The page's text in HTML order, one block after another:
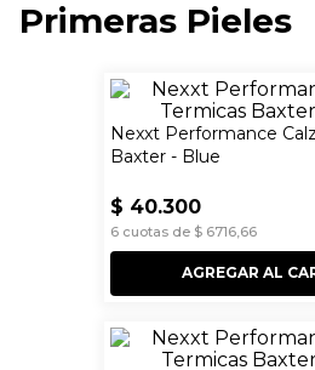
Primeras Pieles
Nexxt Performance
Baxter - Blue
$ 40.300
6cuotas de $ 6716,66
AGREGAR AL